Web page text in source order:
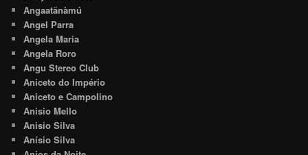
Angaatãnàmú
Angel Parra
Angela Maria
Angela Roro
Angu Stereo Club
Aniceto do Império
Aniceto e Campolino
Anisio Mello
Anisio Silva
Anísio Silva